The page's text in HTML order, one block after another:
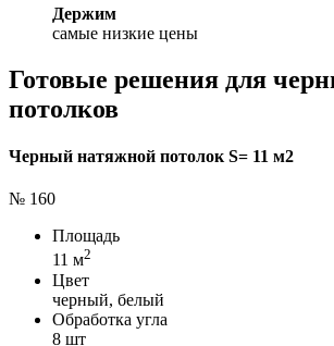
Держим
самые низкие цены
Готовые решения для
потолков
Черный натяжной потолок S= 11 м2
№ 160
Площадь
11 м2
Цвет
черный, белый
Обработка угла
8 шт